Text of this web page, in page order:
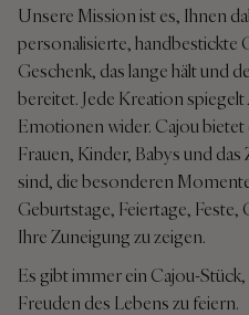
Unsere Mission ist es, Ihnen
personalisierte, handbestickte
Geschenk, das lange hält und
bereitet. Jede Kreation
Emotionen wider. Cajou
Frauen, Kinder, Babys und das
sind, die besonderen
Geburtstage, Feiertage,
Ihre Zuneigung zu zeigen.
Es gibt immer ein Cajou-
Freuden des Lebens zu feiern.